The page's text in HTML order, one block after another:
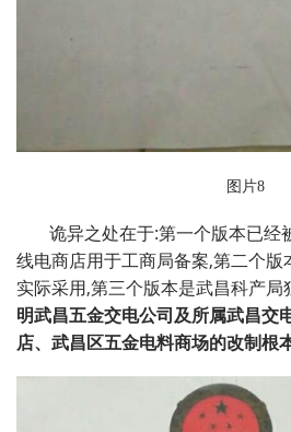
图片8
诡异之处在于:第一个版本已经
线电商店用于工商局备案,第二个版
实际采用,第三个版本是武昌科产局
明武昌五金交电公司及所属武昌交
店、武昌区五金电料商场的改制根